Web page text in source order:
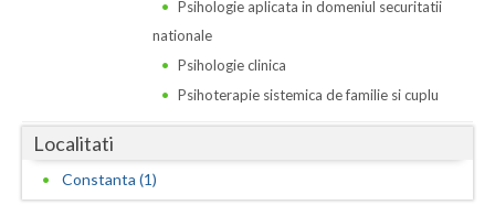
Dolj
Galati
Psihologie aplicata in domeniul securitatii
nationale
Psihologie clinica
Psihoterapie sistemica de familie si cuplu
Localitati
Constanta (1)